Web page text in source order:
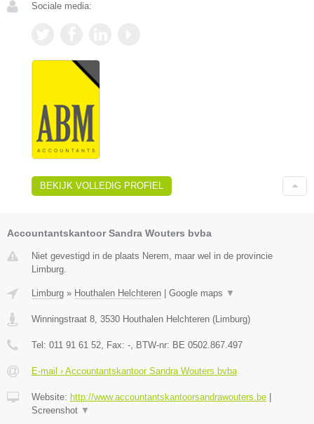
Sociale media:
BEKIJK VOLLEDIG PROFIEL
Accountantskantoor Sandra Wouters bvba
Niet gevestigd in de plaats Nerem, maar wel in de provincie
Limburg.
Limburg » Houthalen Helchteren Google maps ▼
Winningstraat 8, 3530 Houthalen Helchteren (Limburg)
Tel: 011 91 61 52, Fax: -, BTW-nr: BE 0502.867.497
E-mail › Accountantskantoor Sandra Wouters bvba
Website: http://www.accountantskantoorsandrawouters.be
Screenshot ▼